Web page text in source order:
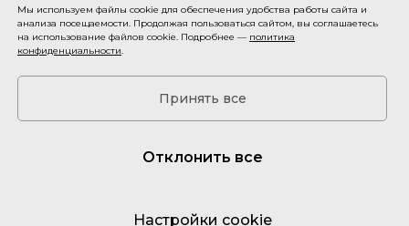
Мы используем файлы cookie для обеспечения удобства работы сайта и
анализа посещаемости. Продолжая пользоваться сайтом, вы соглашаетесь
на использование файлов cookie. Подробнее — политика
конфиденциальности.
Принять все
Отклонить все
Настройки cookie
Оформление памятника
Установка памятника
Наши работы
О компании
Акции
Оплата и доставка
Карта сайта